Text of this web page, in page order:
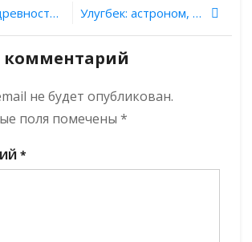
Выпуск
33:
Благовещения
Михайловой
улице
кирха Каукемена Улугбек: астроном, строитель и шахид
комментарий
не будет опубликован.
поля помечены *
*